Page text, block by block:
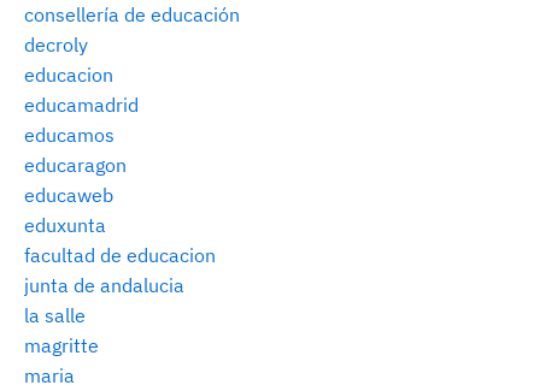
consellería de educación
decroly
educacion
educamadrid
educamos
educaragon
educaweb
eduxunta
facultad de educacion
junta de andalucia
la salle
magritte
maria